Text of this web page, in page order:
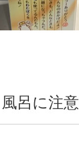
風呂に注意